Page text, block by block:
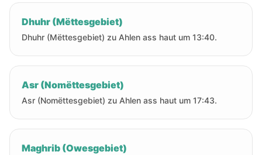
Dhuhr (Mëttesgebiet)
Dhuhr (Mëttesgebiet) zu Ahlen ass haut um 13:40.
Asr (Nomëttesgebiet)
Asr (Nomëttesgebiet) zu Ahlen ass haut um 17:43.
Maghrib (Owesgebiet)